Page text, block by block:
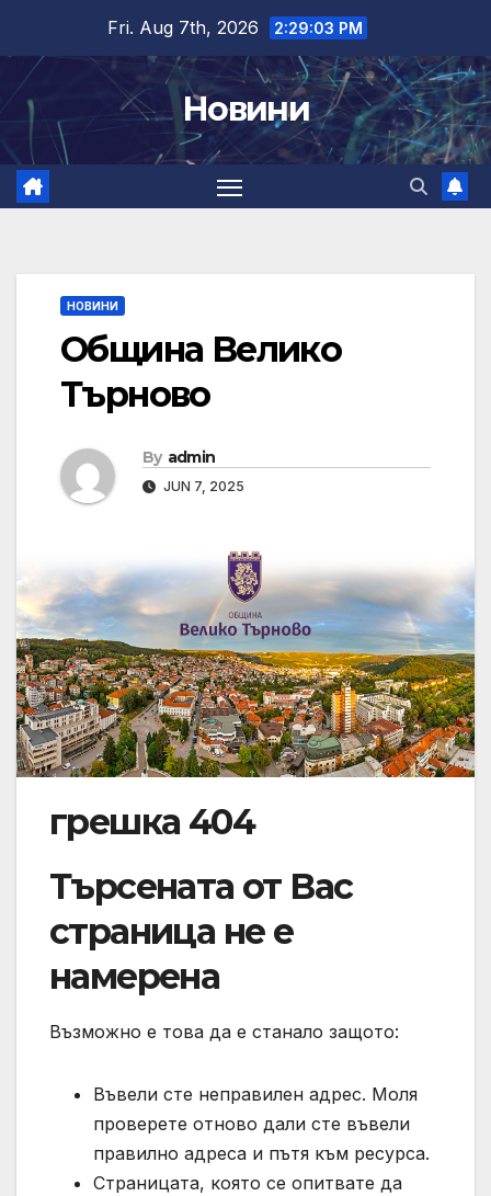
content
Fri. Aug 7th, 2026 2:29:04 PM
Новини
НОВИНИ
Община Велико
Търново
By admin
JUN 7, 2025
грешка 404
Търсената от Вас
страница не е
намерена
Възможно е това да е станало защото:
Въвели сте неправилен адрес. Моля
проверете отново дали сте въвели
правилно адреса и пътя към ресурса.
Страницата, която се опитвате да